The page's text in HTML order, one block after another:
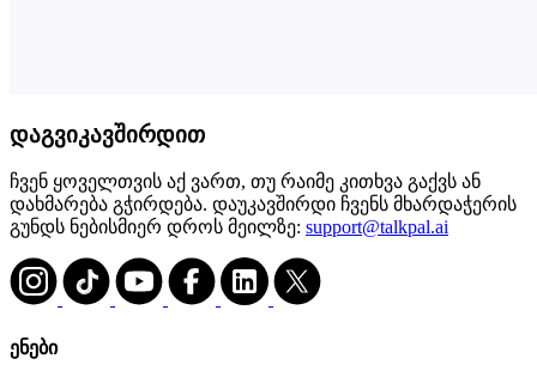
დაგვიკავშირდით
ჩვენ ყოველთვის აქ ვართ, თუ რაიმე კითხვა გაქვს ან
დახმარება გჭირდება. დაუკავშირდი ჩვენს მხარდაჭერის
გუნდს ნებისმიერ დროს მეილზე: support@talkpal.ai
ენები